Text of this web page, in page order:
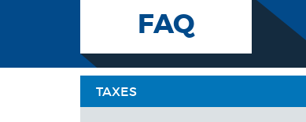
FAQ
TAXES